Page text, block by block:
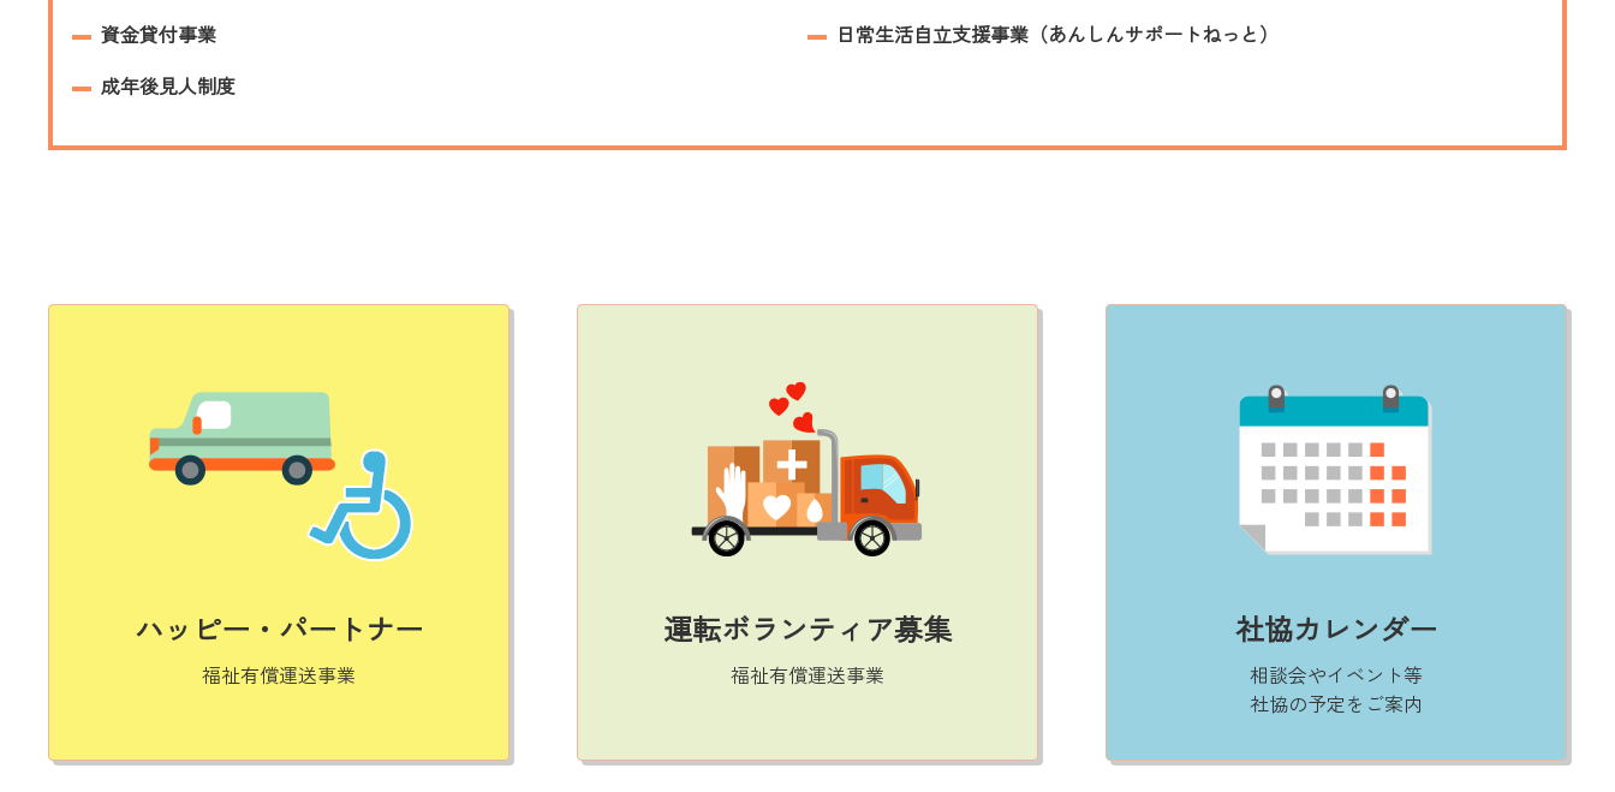
資金貸付事業
日常生活自立支援事業（あんしんサポートねっと）
成年後見人制度
ハッピー・パートナー
福祉有償運送事業
運転ボランティア募集
福祉有償運送事業
社協カレンダー
相談会やイベント等
社協の予定をご案内